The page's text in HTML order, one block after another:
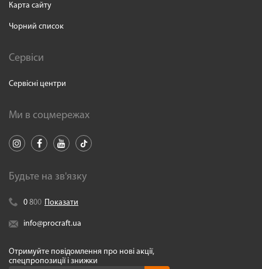
Карта сайту
Чорний список
Сервіси
Сервісні центри
Ми в соцмережах
Будьте на зв'язку
0 800 Показати
info@procraft.ua
Отримуйте повідомлення про нові акції,
спецпропозиції і знижки